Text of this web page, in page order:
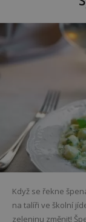
Když se řekne
na talíři ve školní
zeleninu změnit!